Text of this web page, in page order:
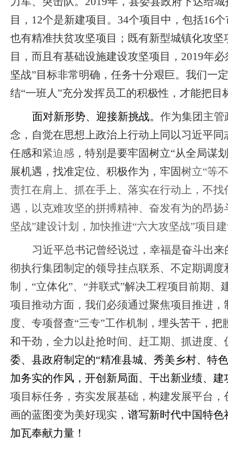
目，12个是新建项目。34个项目中，包括16
也有精准扶贫攻坚项目；既有新型城镇化攻
目，而且有基础设施建设攻坚项目，2019年
坚战”目标非常明确，任务十分艰巨。我们一
结“一班人”充分发挥员工的积极性，才能把目
面对新形势、迎接新挑战。 作为集团主管
念，自觉在思想上政治上行动上同以习近平
任感和紧迫感 ，特别是要牢固树立“从全局谋
展机遇，找准定位、积极作为，牢固树立“等
责扛在肩上、抓在手上、落实在行动上，不
遇，以克难攻坚的拼搏精神、奋发有为的昂
坚战”建设计划，加快推进“六大攻坚战”项目
习近平总书记曾经说过，幸福是奋斗出来
彻执行集团制定的领导挂点联系、不定期调
制，“立体化”、“并联式”解决工程项目前期
项目推动方面，我们必须通过聚焦项目推进
度、专项督查“三专”工作机制， 埋头苦干，把
和干劲， 全力以赴抢时间、赶工期、抓进度
委、县政府制定的“精准县城、秀美乡村、特
加务实的作风，开创新局面、干出新业绩、建
项目标任务，夯实发展基础，构建发展平台
画的蓝图变为美好现实， 谱写新时代中国特
加瓦奉献力量！